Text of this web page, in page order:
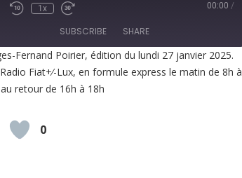
1x 00:00 /
SUBSCRIBE SHARE
Fernand Poirier, édition du lundi 27 janvier 2025.
Fiat+⁄-Lux, en formule express le matin de 8h à
retour de 16h à 18h
0